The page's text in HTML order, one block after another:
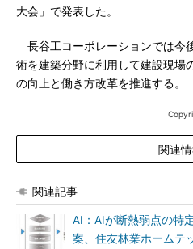
大会」で発表した。
長谷工コーポレーションでは今
術を建築分野に利用して建設現場
の向上と働き方改革を推進する。
関連
関連記事
AI：AIが断熱弱点の特
案、住友林業ホームテ